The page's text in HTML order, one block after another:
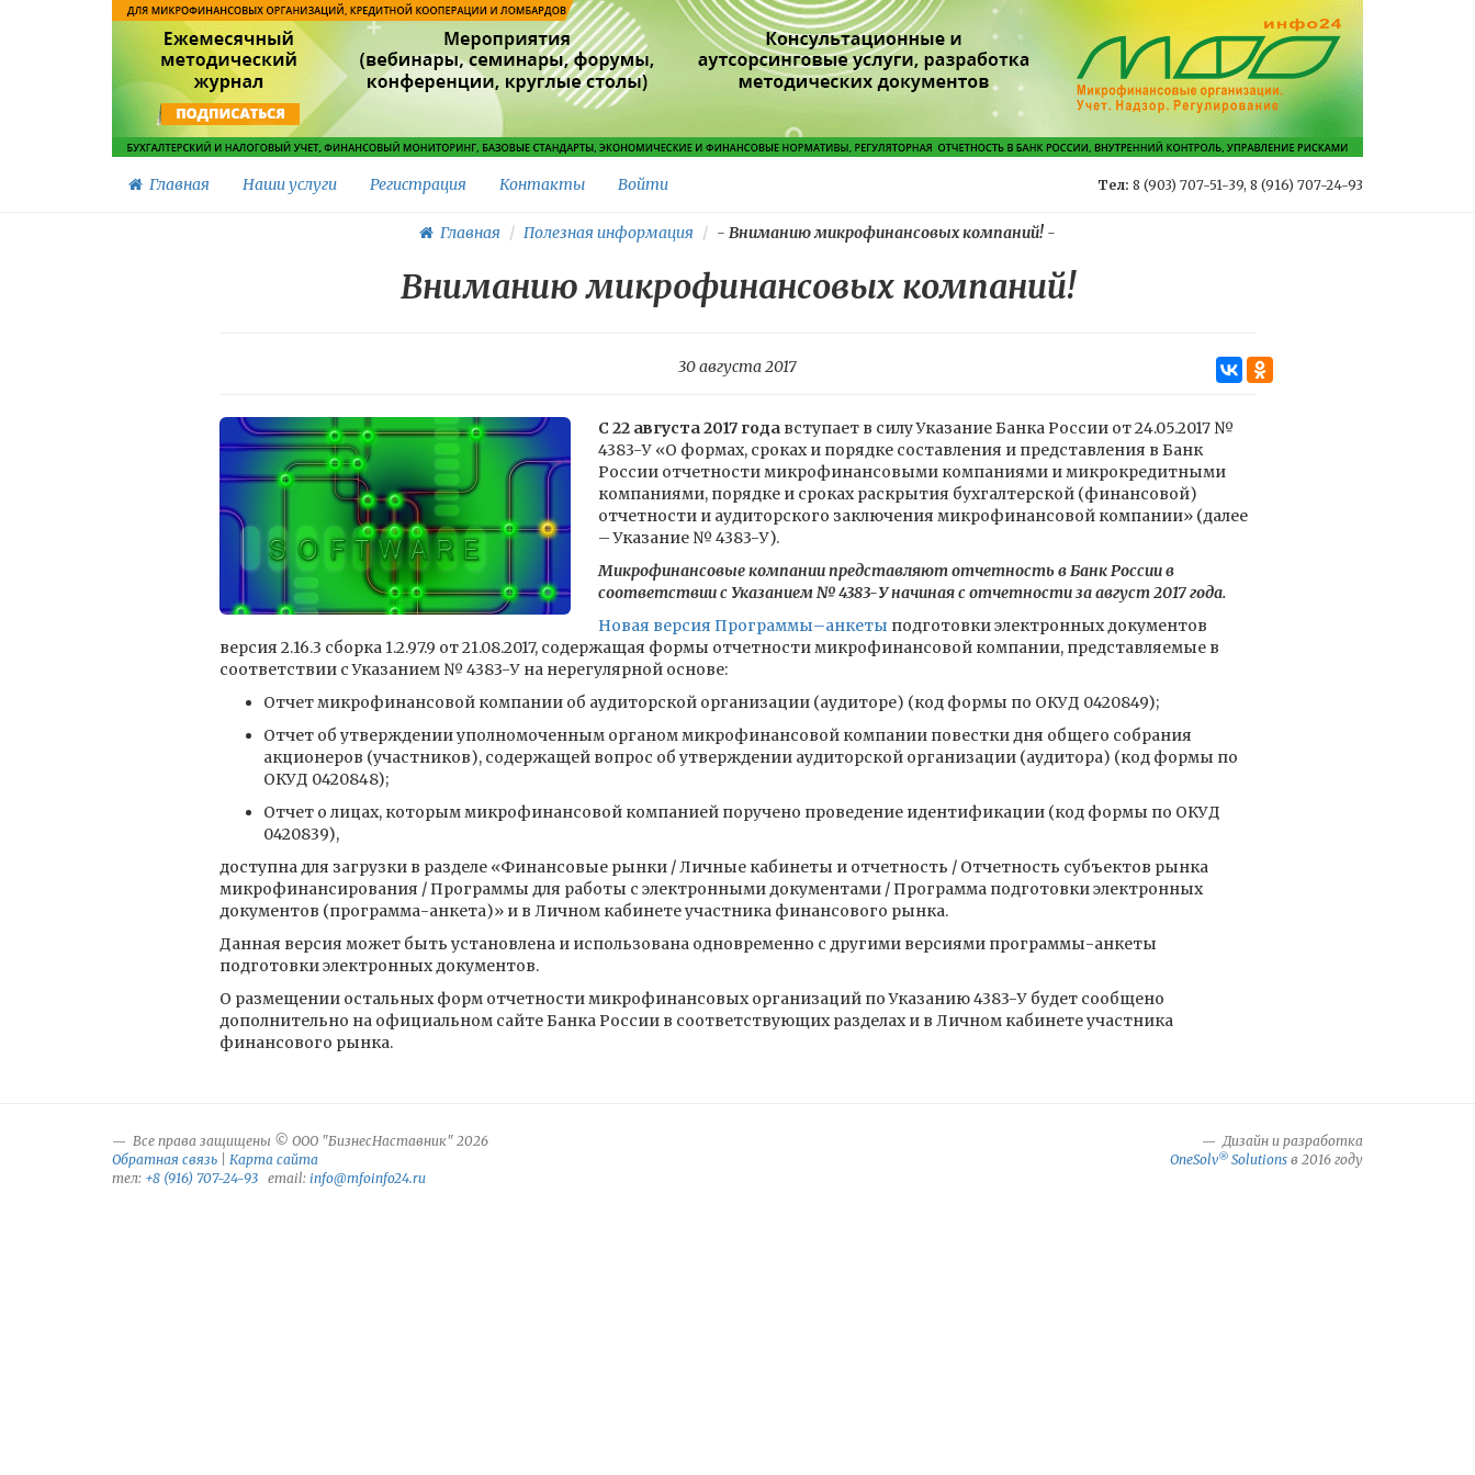
Главная Наши услуги Регистрация Контакты Войти Тел: 8 (903) 707-51-39, 8 (916) 707-24-93
Главная Полезная информация - Вниманию микрофинансовых компаний! -
Вниманию микрофинансовых компаний!
30 августа 2017
С 22 августа 2017 года вступает в силу Указание Банка России от 24.05.2017 №
4383-У «О формах, сроках и порядке составления и представления в Банк
России отчетности микрофинансовыми компаниями и микрокредитными
компаниями, порядке и сроках раскрытия бухгалтерской (финансовой)
отчетности и аудиторского заключения микрофинансовой компании» (далее
– Указание № 4383-У).
Микрофинансовые компании представляют отчетность в Банк России в
соответствии с Указанием № 4383-У начиная с отчетности за август 2017 года.
Новая версия Программы–анкеты подготовки электронных документов
версия 2.16.3 сборка 1.2.97.9 от 21.08.2017, содержащая формы отчетности микрофинансовой компании, представляемые в
соответствии с Указанием № 4383-У на нерегулярной основе:
Отчет микрофинансовой компании об аудиторской организации (аудиторе) (код формы по ОКУД 0420849);
Отчет об утверждении уполномоченным органом микрофинансовой компании повестки дня общего собрания
акционеров (участников), содержащей вопрос об утверждении аудиторской организации (аудитора) (код формы по
ОКУД 0420848);
Отчет о лицах, которым микрофинансовой компанией поручено проведение идентификации (код формы по ОКУД
0420839),
доступна для загрузки в разделе «Финансовые рынки / Личные кабинеты и отчетность / Отчетность субъектов рынка
микрофинансирования / Программы для работы с электронными документами / Программа подготовки электронных
документов (программа-анкета)» и в Личном кабинете участника финансового рынка.
Данная версия может быть установлена и использована одновременно с другими версиями программы-анкеты
подготовки электронных документов.
О размещении остальных форм отчетности микрофинансовых организаций по Указанию 4383-У будет сообщено
дополнительно на официальном сайте Банка России в соответствующих разделах и в Личном кабинете участника
финансового рынка.
Все права защищены © ООО "БизнесНаставник" 2026
Обратная связь
Карта сайта
тел: +8 (916) 707-24-93 email: info@mfoinfo24.ru
Дизайн и разработка
OneSolv® Solutions в 2016 году